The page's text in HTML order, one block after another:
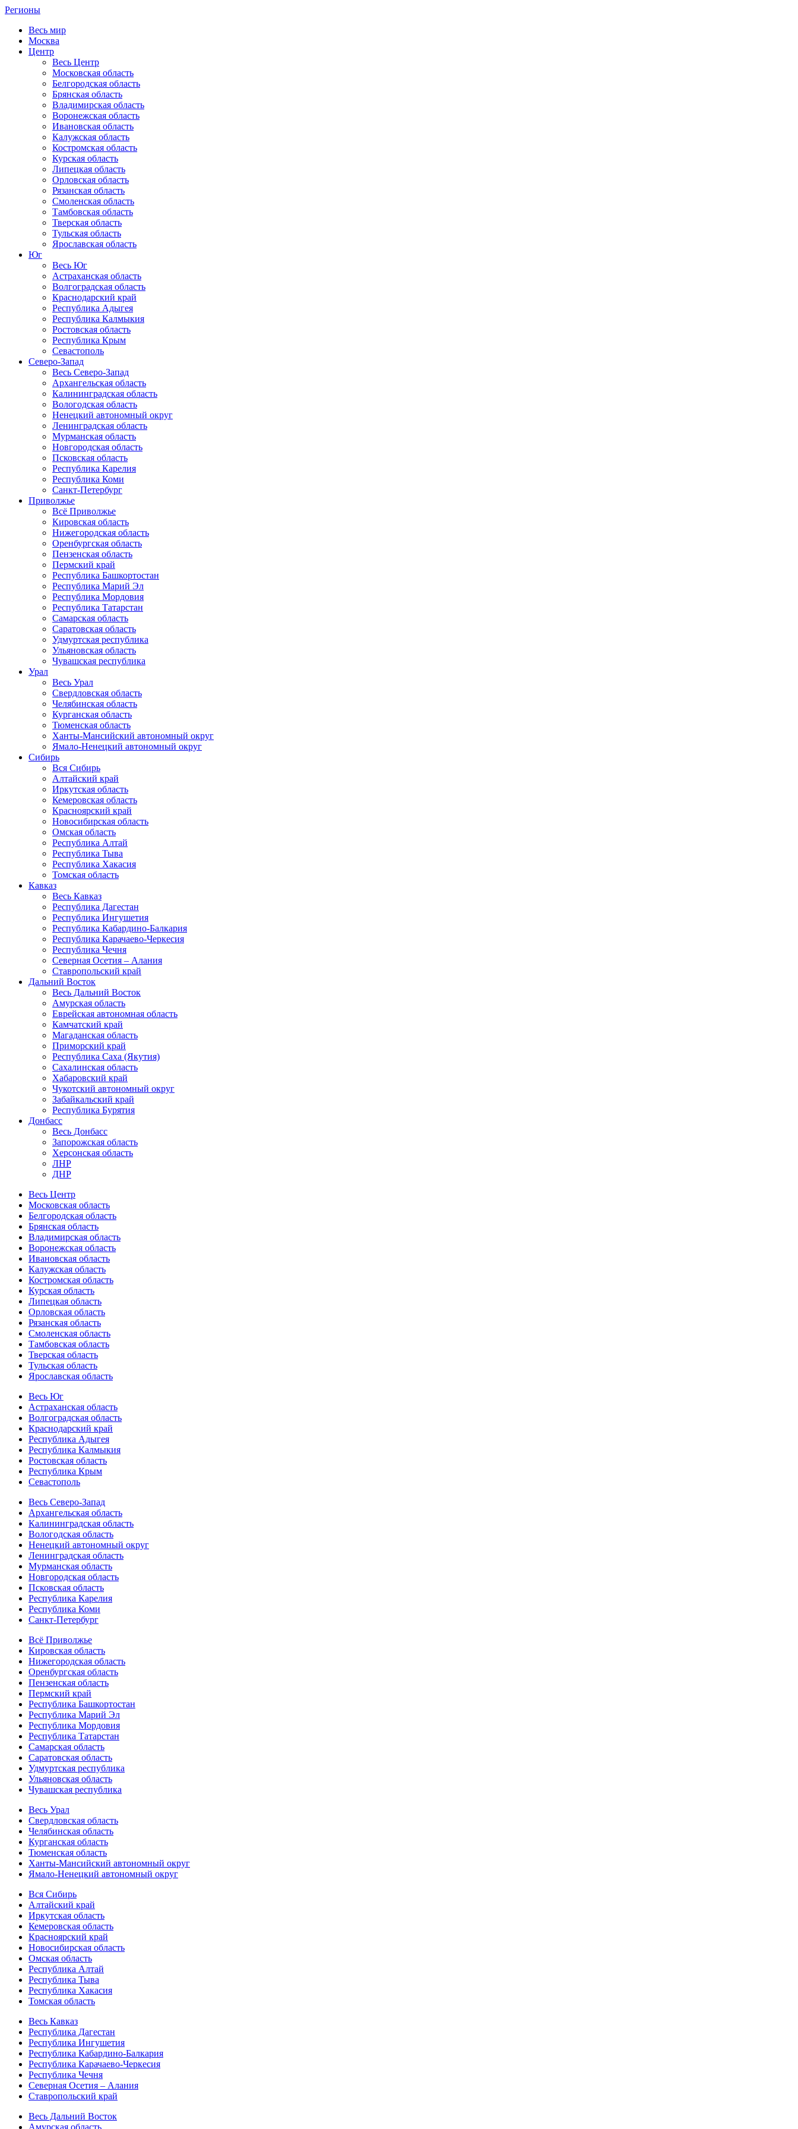
Регионы
Весь мир
Москва
Центр
Весь Центр
Московская область
Белгородская область
Брянская область
Владимирская область
Воронежская область
Ивановская область
Калужская область
Костромская область
Курская область
Липецкая область
Орловская область
Рязанская область
Смоленская область
Тамбовская область
Тверская область
Тульская область
Ярославская область
Юг
Весь Юг
Астраханская область
Волгоградская область
Краснодарский край
Республика Адыгея
Республика Калмыкия
Ростовская область
Республика Крым
Севастополь
Северо-Запад
Весь Северо-Запад
Архангельская область
Калининградская область
Вологодская область
Ненецкий автономный округ
Ленинградская область
Мурманская область
Новгородская область
Псковская область
Республика Карелия
Республика Коми
Санкт-Петербург
Приволжье
Всё Приволжье
Кировская область
Нижегородская область
Оренбургская область
Пензенская область
Пермский край
Республика Башкортостан
Республика Марий Эл
Республика Мордовия
Республика Татарстан
Самарская область
Саратовская область
Удмуртская республика
Ульяновская область
Чувашская республика
Урал
Весь Урал
Свердловская область
Челябинская область
Курганская область
Тюменская область
Ханты-Мансийский автономный округ
Ямало-Ненецкий автономный округ
Сибирь
Вся Сибирь
Алтайский край
Иркутская область
Кемеровская область
Красноярский край
Новосибирская область
Омская область
Республика Алтай
Республика Тыва
Республика Хакасия
Томская область
Кавказ
Весь Кавказ
Республика Дагестан
Республика Ингушетия
Республика Кабардино-Балкария
Республика Карачаево-Черкесия
Республика Чечня
Северная Осетия – Алания
Ставропольский край
Дальний Восток
Весь Дальний Восток
Амурская область
Еврейская автономная область
Камчатский край
Магаданская область
Приморский край
Республика Саха (Якутия)
Сахалинская область
Хабаровский край
Чукотский автономный округ
Забайкальский край
Республика Бурятия
Донбасс
Весь Донбасс
Запорожская область
Херсонская область
ЛНР
ДНР
Весь Центр
Московская область
Белгородская область
Брянская область
Владимирская область
Воронежская область
Ивановская область
Калужская область
Костромская область
Курская область
Липецкая область
Орловская область
Рязанская область
Смоленская область
Тамбовская область
Тверская область
Тульская область
Ярославская область
Весь Юг
Астраханская область
Волгоградская область
Краснодарский край
Республика Адыгея
Республика Калмыкия
Ростовская область
Республика Крым
Севастополь
Весь Северо-Запад
Архангельская область
Калининградская область
Вологодская область
Ненецкий автономный округ
Ленинградская область
Мурманская область
Новгородская область
Псковская область
Республика Карелия
Республика Коми
Санкт-Петербург
Всё Приволжье
Кировская область
Нижегородская область
Оренбургская область
Пензенская область
Пермский край
Республика Башкортостан
Республика Марий Эл
Республика Мордовия
Республика Татарстан
Самарская область
Саратовская область
Удмуртская республика
Ульяновская область
Чувашская республика
Весь Урал
Свердловская область
Челябинская область
Курганская область
Тюменская область
Ханты-Мансийский автономный округ
Ямало-Ненецкий автономный округ
Вся Сибирь
Алтайский край
Иркутская область
Кемеровская область
Красноярский край
Новосибирская область
Омская область
Республика Алтай
Республика Тыва
Республика Хакасия
Томская область
Весь Кавказ
Республика Дагестан
Республика Ингушетия
Республика Кабардино-Балкария
Республика Карачаево-Черкесия
Республика Чечня
Северная Осетия – Алания
Ставропольский край
Весь Дальний Восток
Амурская область